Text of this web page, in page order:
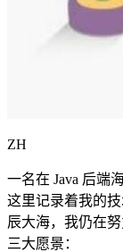
ZH
一名在 Java 后端
这里记录着我的
辰大海，我仍在努
三大愿景：